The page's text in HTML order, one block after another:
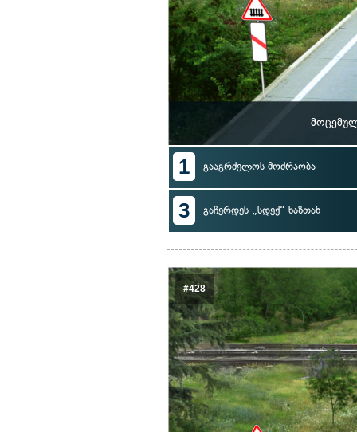
1 გააგრძელოს მოძრაობა
3 გაჩერდეს „სდექ“ ხაზთან
#428